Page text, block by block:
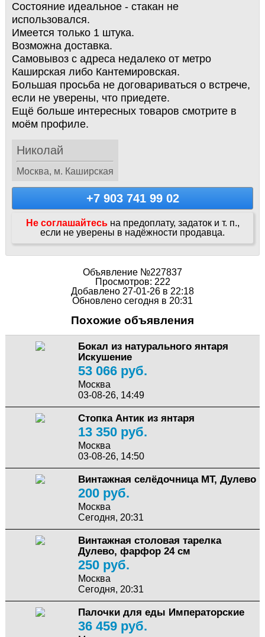
Состояние идеальное - стакан не
использовался.
Имеeтcя только 1 штука.
Возможна доставка.
Самовывоз с адреса недалеко от метро
Каширская либо Кантемировская.
Большая просьба не договариваться о встрече,
если не уверены, что приедете.
Ещё больше интересных товаров смотрите в
моём профиле.
Николай
Москва, м. Каширская
+7 903 741 99 02
Не соглашайтесь на предоплату, задаток и т. п.,
если не уверены в надёжности продавца.
Объявление №227837
Просмотров: 222
Добавлено 27-01-26 в 22:18
Обновлено сегодня в 20:31
Похожие объявления
Бокал из натурального янтаря
Искушение
53 066 руб.
Москва
03-08-26, 14:49
Стопка Антик из янтаря
13 350 руб.
Москва
03-08-26, 14:50
Винтажная селёдочница МТ, Дулево
200 руб.
Москва
Сегодня, 20:31
Винтажная столовая тарелка
Дулево, фарфор 24 см
250 руб.
Москва
Сегодня, 20:31
Палочки для еды Императорские
36 459 руб.